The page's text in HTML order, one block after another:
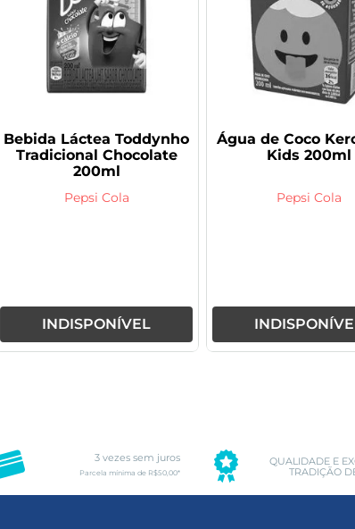
20mg
Bebida Láctea Toddynho
Tradicional Chocolate
200ml
Pepsi Cola
INDISPONÍVEL
Água de Coco
Kids 200ml
Pepsi Cola
3 vezes sem juros
Parcela mínima de R$50,00*
QUALIDADE E
TRADIÇÃO